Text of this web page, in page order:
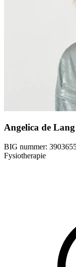
Angelica de
BIG nummer:
Fysiotherapie